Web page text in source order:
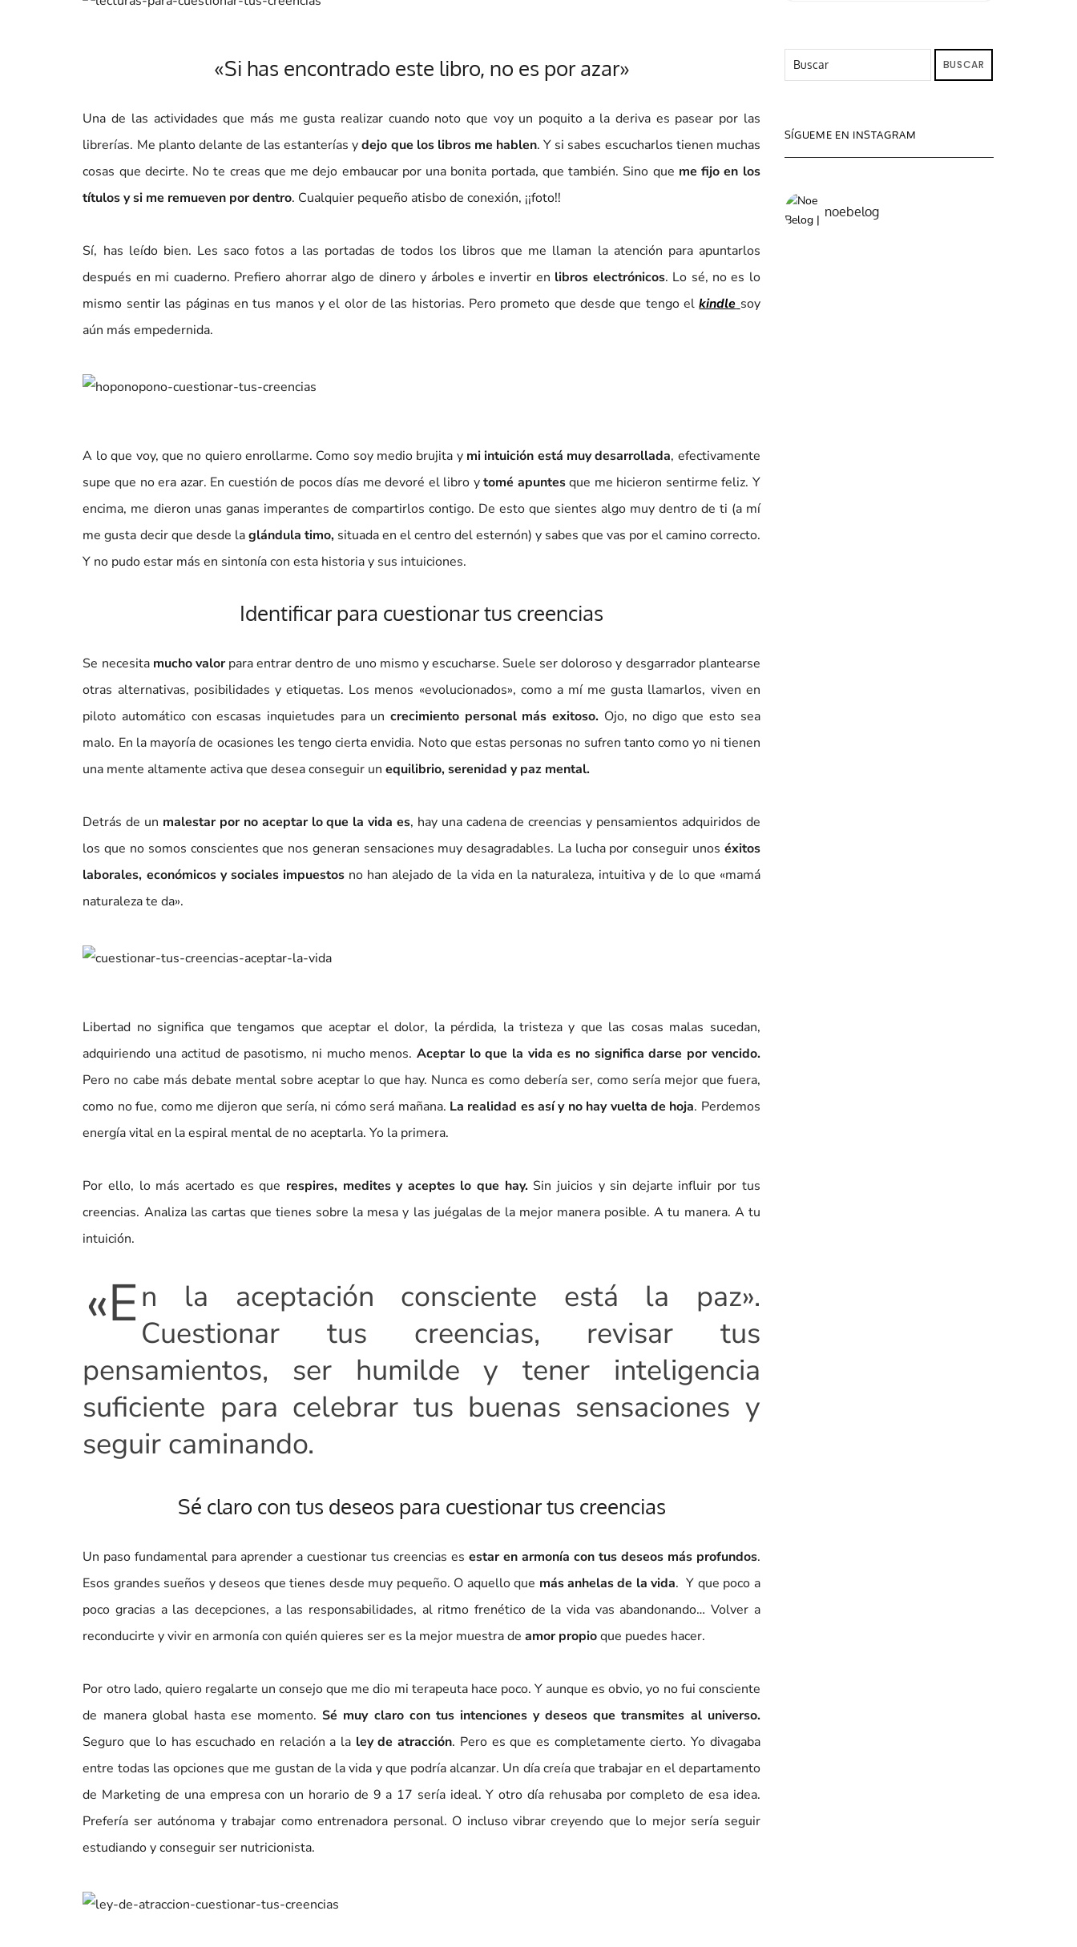
«Si has encontrado este libro, no es por azar»
Una de las actividades que más me gusta realizar cuando noto que voy un poquito a la deriva es pasear por las
librerías. Me planto delante de las estanterías ydejo que los libros me hablen. Y si sabes escucharlos tienen muchas
cosas que decirte. No te creas que me dejo embaucar por una bonita portada, que también. Sino que me fijo en los
títulos y si me remueven por dentro. Cualquier pequeño atisbo de conexión, ¡¡foto!!
Sí, has leído bien. Les saco fotos a las portadas de todos los libros que me llaman la atención para apuntarlos
después en mi cuaderno. Prefiero ahorrar algo de dinero y árboles e invertir en libros electrónicos. Lo sé, no es lo
mismo sentir las páginas en tus manos y el olor de las historias. Pero prometo que desde que tengo elkindle soy
aún más empedernida.
A lo que voy, que no quiero enrollarme. Como soy medio brujita ymi intuición está muy desarrollada, efectivamente
supe que no era azar. En cuestión de pocos días me devoré el libro ytomé apuntesque me hicieron sentirme feliz. Y
encima, me dieron unas ganas imperantes de compartirlos contigo. De esto que sientes algo muy dentro de ti (a mí
me gusta decir que desde laglándula timo, situada en el centro del esternón) y sabes que vas por el camino correcto.
Y no pudo estar más en sintonía con esta historia y sus intuiciones.
Identificar para cuestionar tus creencias
Se necesita mucho valorpara entrar dentro de uno mismo y escucharse. Suele ser doloroso y desgarrador plantearse
otras alternativas, posibilidades y etiquetas. Los menos «evolucionados», como a mí me gusta llamarlos, viven en
piloto automático con escasas inquietudes para un crecimiento personal más exitoso.Ojo, no digo que esto sea
malo. En la mayoría de ocasiones les tengo cierta envidia. Noto que estas personas no sufren tanto como yo ni tienen
una mente altamente activa que desea conseguir unequilibrio, serenidad y paz mental.
Detrás de un malestar por no aceptar lo que la vida es, hay una cadena de creencias y pensamientos adquiridos de
los que no somos conscientes que nos generan sensaciones muy desagradables. La lucha por conseguir unos éxitos
laborales, económicos y sociales impuestosno han alejado de la vida en la naturaleza, intuitiva y de lo que «mamá
naturaleza te da».
Libertad no significa que tengamos que aceptar el dolor, la pérdida, la tristeza y que las cosas malas sucedan,
adquiriendo una actitud de pasotismo, ni mucho menos. Aceptar lo que la vida es no significa darse por vencido.
Pero no cabe más debate mental sobre aceptar lo que hay. Nunca es como debería ser, como sería mejor que fuera,
como no fue, como me dijeron que sería, ni cómo será mañana. La realidad es así y no hay vuelta de hoja. Perdemos
energía vital en la espiral mental de no aceptarla. Yo la primera.
Por ello, lo más acertado es que respires, medites y aceptes lo que hay.Sin juicios y sin dejarte influir por tus
creencias. Analiza las cartas que tienes sobre la mesa y las juégalas de la mejor manera posible. A tu manera. A tu
intuición.
«En la aceptación consciente está la paz».
Cuestionar tus creencias, revisar tus
pensamientos, ser humilde y tener inteligencia
suficiente para celebrar tus buenas sensaciones y
seguir caminando.
Sé claro con tus deseos para cuestionar tus creencias
Un paso fundamental para aprender a cuestionar tus creencias esestar en armonía con tus deseos más profundos.
Esos grandes sueños y deseos que tienes desde muy pequeño. O aquello que más anhelas de la vida. Y que poco a
poco gracias a las decepciones, a las responsabilidades, al ritmo frenético de la vida vas abandonando… Volver a
reconducirte y vivir en armonía con quién quieres ser es la mejor muestra deamor propioque puedes hacer.
Por otro lado, quiero regalarte un consejo que me dio mi terapeuta hace poco. Y aunque es obvio, yo no fui consciente
de manera global hasta ese momento.Sé muy claro con tus intenciones y deseos que transmites al universo.
Seguro que lo has escuchado en relación a la ley de atracción. Pero es que es completamente cierto. Yo divagaba
entre todas las opciones que me gustan de la vida y que podría alcanzar. Un día creía que trabajar en el departamento
de Marketing de una empresa con un horario de 9 a 17 sería ideal. Y otro día rehusaba por completo de esa idea.
Prefería ser autónoma y trabajar como entrenadora personal. O incluso vibrar creyendo que lo mejor sería seguir
estudiando y conseguir ser nutricionista.
BUSCAR
SÍGUEME EN INSTAGRAM
noebelog